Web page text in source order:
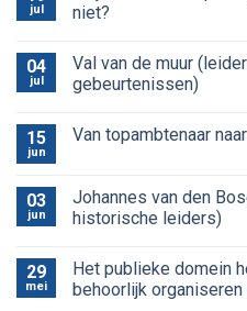
jul
niet?
04
jul
Val van de muur
gebeurtenissen)
15
jun
Van topambtenaar
03
jun
Johannes van den
historische leiders)
29
mei
Het publieke domein
behoorlijk organiseren